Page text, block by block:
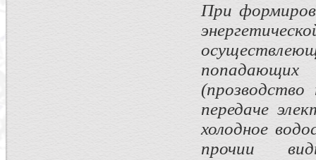
При
попадающих
(прозводство
передаче
холодное
прочии